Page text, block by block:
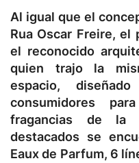
Al igual que el
Rua Oscar Freire,
el reconocido
quien trajo la
espacio,
consumidores
fragancias de la
destacados se
Eaux de Parfum, 6